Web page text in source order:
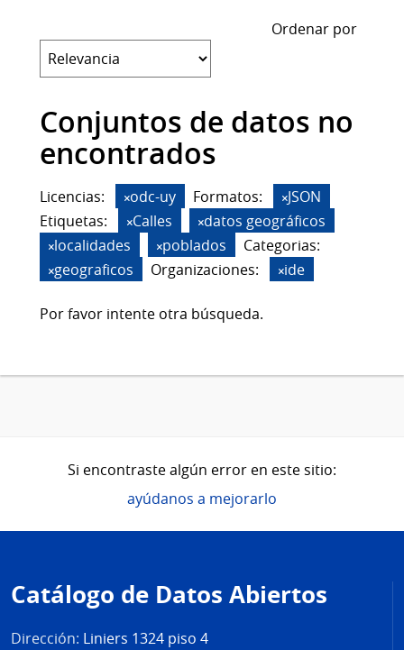
Ordenar por
Conjuntos de datos no
encontrados
Licencias: odc-uy Formatos:
JSON
Etiquetas:
Calles
datos geográficos
localidades
poblados
Categorias:
geograficos
Organizaciones: ide
Por favor intente otra búsqueda.
Si encontraste algún error en este sitio:
ayúdanos a mejorarlo
de
página
Catálogo de Datos Abiertos
Dirección: Liniers 1324 piso 4